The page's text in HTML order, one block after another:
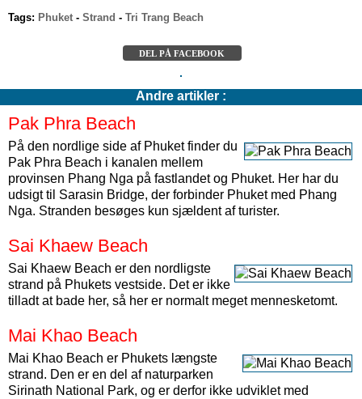
Tags: Phuket - Strand - Tri Trang Beach
DEL PÅ FACEBOOK
Andre artikler :
Pak Phra Beach
På den nordlige side af Phuket finder du
Pak Phra Beach i kanalen mellem
provinsen Phang Nga på fastlandet og Phuket. Her har du
udsigt til Sarasin Bridge, der forbinder Phuket med Phang
Nga. Stranden besøges kun sjældent af turister.
Sai Khaew Beach
Sai Khaew Beach er den nordligste
strand på Phukets vestside. Det er ikke
tilladt at bade her, så her er normalt meget mennesketomt.
Mai Khao Beach
Mai Khao Beach er Phukets længste
strand. Den er en del af naturparken
Sirinath National Park, og er derfor ikke udviklet med